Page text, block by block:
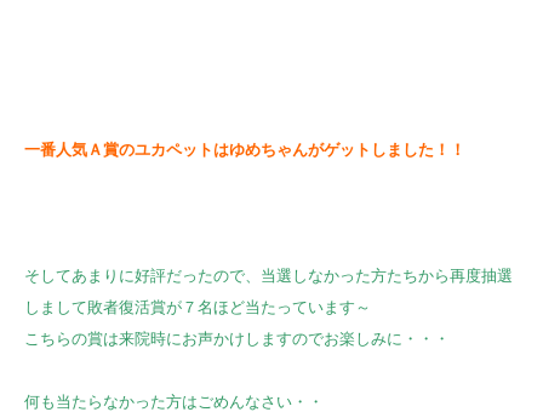
一番人気Ａ賞のユカペットはゆめちゃんがゲットしました！！
そしてあまりに好評だったので、当選しなかった方たちから再度抽選
しまして敗者復活賞が７名ほど当たっています～
こちらの賞は来院時にお声かけしますのでお楽しみに・・・
何も当たらなかった方はごめんなさい・・